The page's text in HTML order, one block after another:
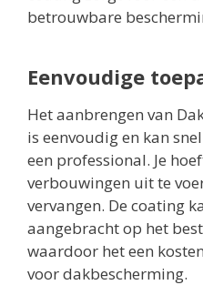
betrouwbare
Eenvoudige
Het aanbrengen van
is eenvoudig en kan
een professional. Je
verbouwingen uit te
vervangen. De coating
aangebracht op het
waardoor het een
voor dakbescherming.